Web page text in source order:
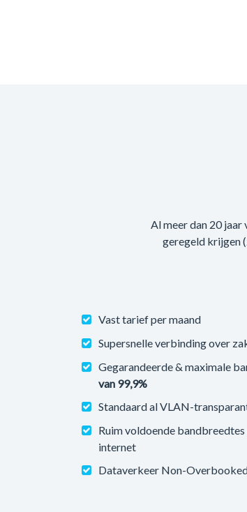
Al meer dan 20
geregeld krijgen
Vast tarief per maand
Supersnelle verbinding over
Gegarandeerde & maximale
van 99,9%
Standaard al VLAN-
Ruim voldoende
internet
Dataverkeer Non-